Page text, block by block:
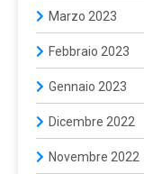
Marzo 2023
Febbraio 2023
Gennaio 2023
Dicembre 2022
Novembre 2022